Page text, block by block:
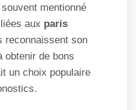
mentionné
aux paris
reconnaissent son
obtenir de bons
un choix populaire